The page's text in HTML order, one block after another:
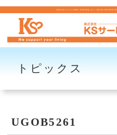
株式会社KSサービス｜札幌市｜住宅型有料老人ホーム 訪問介護 介護予防訪問介
トピックス
UGOB5261